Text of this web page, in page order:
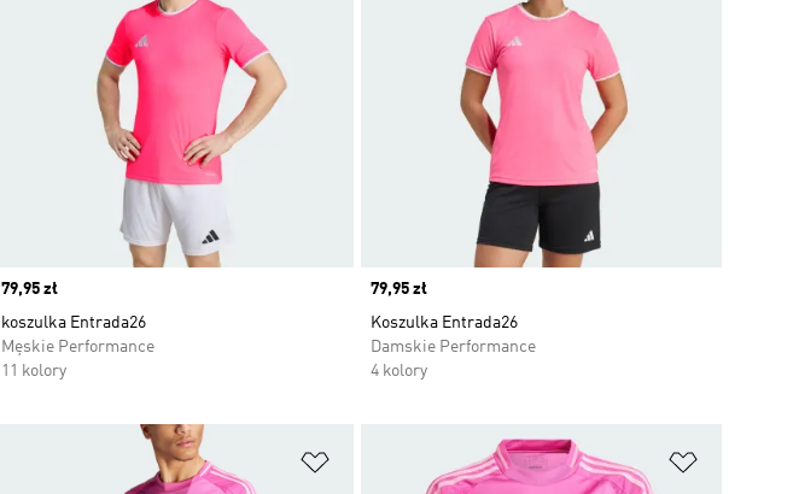
Price
79,95 zł
koszulka Entrada26
Męskie Performance
11 kolory
Price
79,95 zł
Koszulka Entrada26
Damskie Performance
4 kolory
Dodaj do listy życzeń